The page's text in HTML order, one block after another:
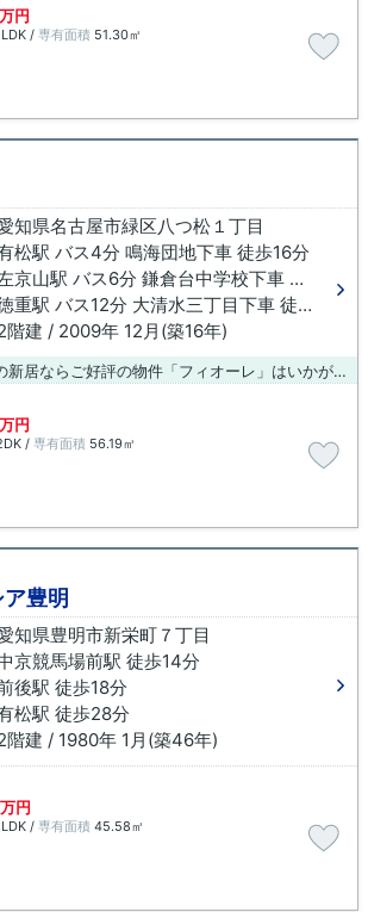
万円
/ 専有面積 51.30㎡
知県名古屋市緑区八つ松１丁目
松駅 バス4分 鳴海団地下車 徒歩16分
左京山駅 バス6分 鎌倉台中学校下車 徒歩8分
徳重駅 バス12分 大清水三丁目下車 徒歩4分
階建 / 2009年 12月(築16年)
名古屋市緑区近辺での新居ならご好評の物件「フィオーレ」はいかがでしょうか。アパートタイプのお部屋です。賃貸情報のことなら、地域に密着した当社の物件情報をご覧下さい。お客様のライフスタイルに適した物件や、ニーズに合わせた物件のご紹介させていただきます。
万円
/ 専有面積 56.19㎡
豊明
知県豊明市新栄町７丁目
京競馬場前駅 徒歩14分
後駅 徒歩18分
松駅 徒歩28分
階建 / 1980年 1月(築46年)
万円
/ 専有面積 45.58㎡